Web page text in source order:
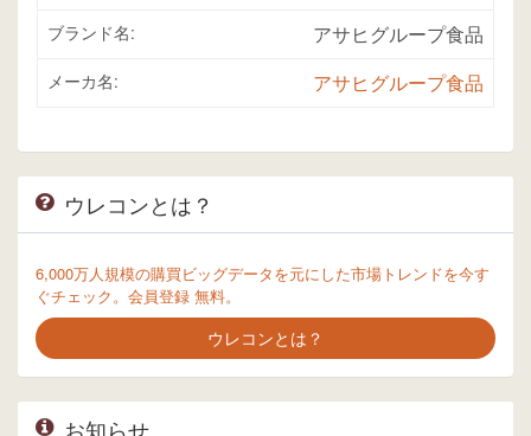
ブランド名: アサヒグループ食品
メーカ名: アサヒグループ食品
ウレコンとは？
6,000万人規模の購買ビッグデータを元にした市場トレンドを今す
ぐチェック。会員登録 無料。
ウレコンとは？
お知らせ